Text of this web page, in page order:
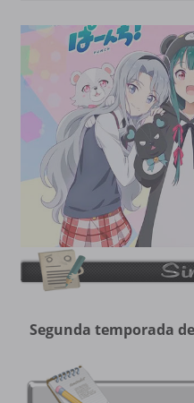
Segunda temporada